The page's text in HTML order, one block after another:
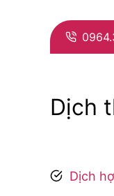
Dịch
Dịch